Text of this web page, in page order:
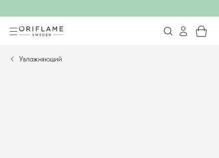
Увлажняющий